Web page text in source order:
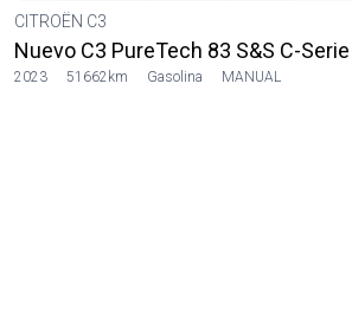
CITROËN C3
Nuevo C3 PureTech 83 S&S C-Series
2023 51662km Gasolina MANUAL